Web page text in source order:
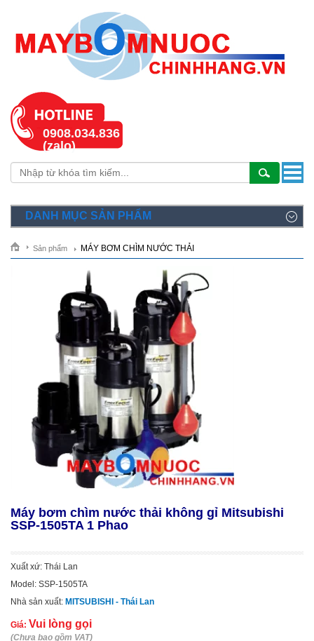
0908.034.836
(zalo)
DANH MỤC SẢN PHẨM
Sản phẩm MÁY BƠM CHÌM NƯỚC THẢI
Máy bơm chìm nước thải không gỉ Mitsubishi
SSP-1505TA 1 Phao
Xuất xứ: Thái Lan
Model: SSP-1505TA
Nhà sản xuất: MITSUBISHI - Thái Lan
Giá: Vui lòng gọi
(Chưa bao gồm VAT)